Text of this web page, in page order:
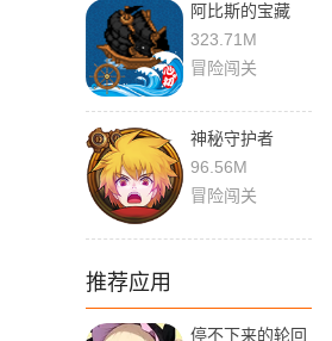
阿比斯的宝藏
5.1.0 安卓版
323.71M
冒险闯关
神秘守护者
1.91.bfgp 中文
版
96.56M
冒险闯关
推荐应用
停不下来的轮回